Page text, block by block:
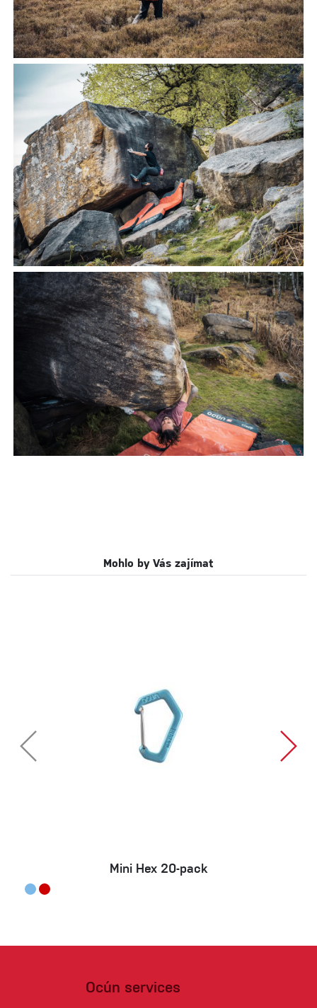
Mohlo by Vás zajímat
Mini Hex 20-pack
Ocún services